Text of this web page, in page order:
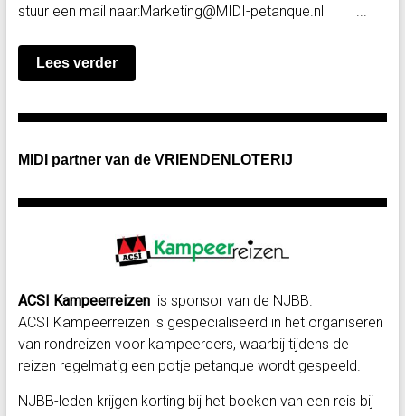
stuur een mail naar:Marketing@MIDI-petanque.nl ​ ​ ​ ...
Lees verder
MIDI partner van de VRIENDENLOTERIJ
ACSI Kampeerreizenis sponsor van de NJBB.
ACSI Kampeerreizen is gespecialiseerd in het organiseren
van rondreizen voor kampeerders, waarbij tijdens de
reizen regelmatig een potje petanque wordt gespeeld.
NJBB-leden krijgen korting bij het boeken van een reis bij